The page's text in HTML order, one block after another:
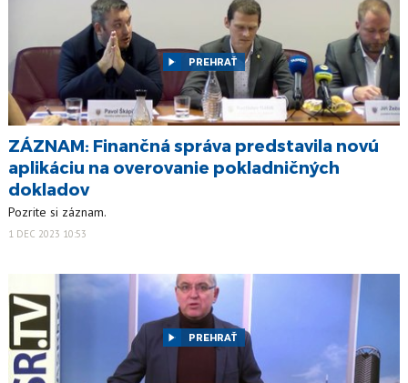
PREHRAŤ
ZÁZNAM: Finančná správa predstavila novú
aplikáciu na overovanie pokladničných
dokladov
Pozrite si záznam.
1 DEC 2023 10:53
PREHRAŤ